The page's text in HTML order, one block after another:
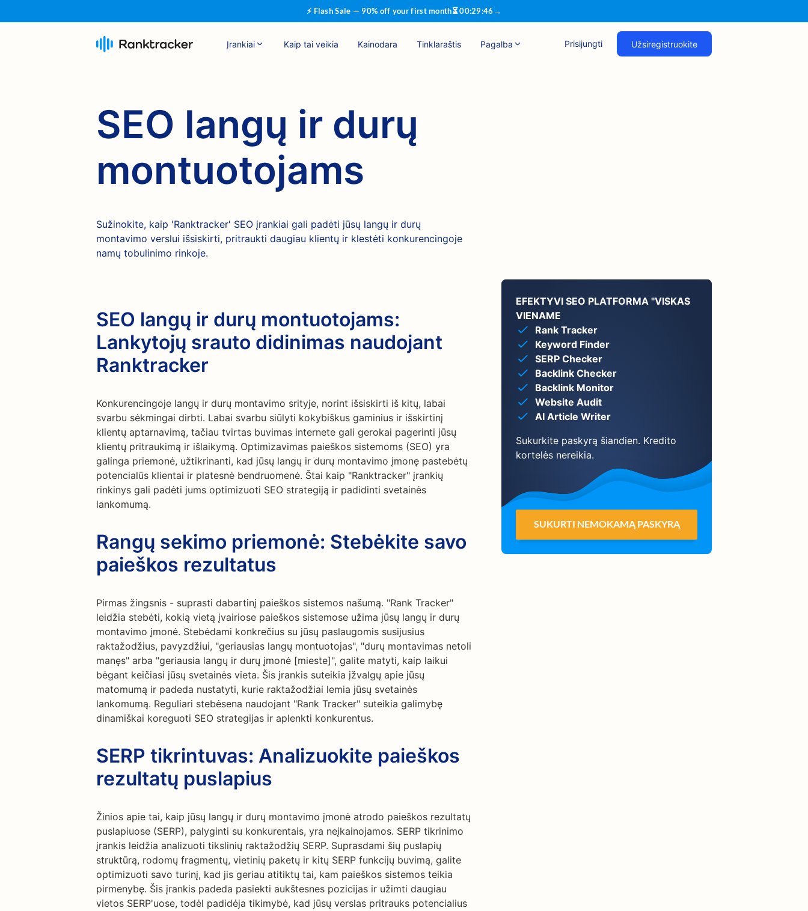
⚡ Flash Sale — 90% off your first month⏳00:29:45 →
Įrankiai Kaip tai veikia Kainodara Tinklaraštis Pagalba Prisijungti Užsiregistruokite
SEO langų ir durų
montuotojams
Sužinokite, kaip 'Ranktracker' SEO įrankiai gali padėti jūsų langų ir durų
montavimo verslui išsiskirti, pritraukti daugiau klientų ir klestėti konkurencingoje
namų tobulinimo rinkoje.
SEO langų ir durų montuotojams:
Lankytojų srauto didinimas naudojant
Ranktracker
Konkurencingoje langų ir durų montavimo srityje, norint išsiskirti iš kitų, labai
svarbu sėkmingai dirbti. Labai svarbu siūlyti kokybiškus gaminius ir išskirtinį
klientų aptarnavimą, tačiau tvirtas buvimas internete gali gerokai pagerinti jūsų
klientų pritraukimą ir išlaikymą. Optimizavimas paieškos sistemoms (SEO) yra
galinga priemonė, užtikrinanti, kad jūsų langų ir durų montavimo įmonę pastebėtų
potencialūs klientai ir platesnė bendruomenė. Štai kaip "Ranktracker" įrankių
rinkinys gali padėti jums optimizuoti SEO strategiją ir padidinti svetainės
lankomumą.
Rangų sekimo priemonė: Stebėkite savo
paieškos rezultatus
Pirmas žingsnis - suprasti dabartinį paieškos sistemos našumą. "Rank Tracker"
leidžia stebėti, kokią vietą įvairiose paieškos sistemose užima jūsų langų ir durų
montavimo įmonė. Stebėdami konkrečius su jūsų paslaugomis susijusius
raktažodžius, pavyzdžiui, "geriausias langų montuotojas", "durų montavimas netoli
manęs" arba "geriausia langų ir durų įmonė [mieste]", galite matyti, kaip laikui
bėgant keičiasi jūsų svetainės vieta. Šis įrankis suteikia įžvalgų apie jūsų
matomumą ir padeda nustatyti, kurie raktažodžiai lemia jūsų svetainės
lankomumą. Reguliari stebėsena naudojant "Rank Tracker" suteikia galimybę
dinamiškai koreguoti SEO strategijas ir aplenkti konkurentus.
SERP tikrintuvas: Analizuokite paieškos
rezultatų puslapius
Žinios apie tai, kaip jūsų langų ir durų montavimo įmonė atrodo paieškos rezultatų
puslapiuose (SERP), palyginti su konkurentais, yra neįkainojamos. SERP tikrinimo
įrankis leidžia analizuoti tikslinių raktažodžių SERP. Suprasdami šių puslapių
struktūrą, rodomų fragmentų, vietinių paketų ir kitų SERP funkcijų buvimą, galite
optimizuoti savo turinį, kad jis geriau atitiktų tai, kam paieškos sistemos teikia
pirmenybę. Šis įrankis padeda pasiekti aukštesnes pozicijas ir užimti daugiau
vietos SERP'uose, todėl padidėja tikimybė, kad jūsų verslas pritrauks potencialius
EFEKTYVI SEO PLATFORMA "VISKAS
VIENAME
Rank Tracker
Keyword Finder
SERP Checker
Backlink Checker
Backlink Monitor
Website Audit
AI Article Writer
Sukurkite paskyrą šiandien. Kredito
kortelės nereikia.
SUKURTI NEMOKAMĄ PASKYRĄ